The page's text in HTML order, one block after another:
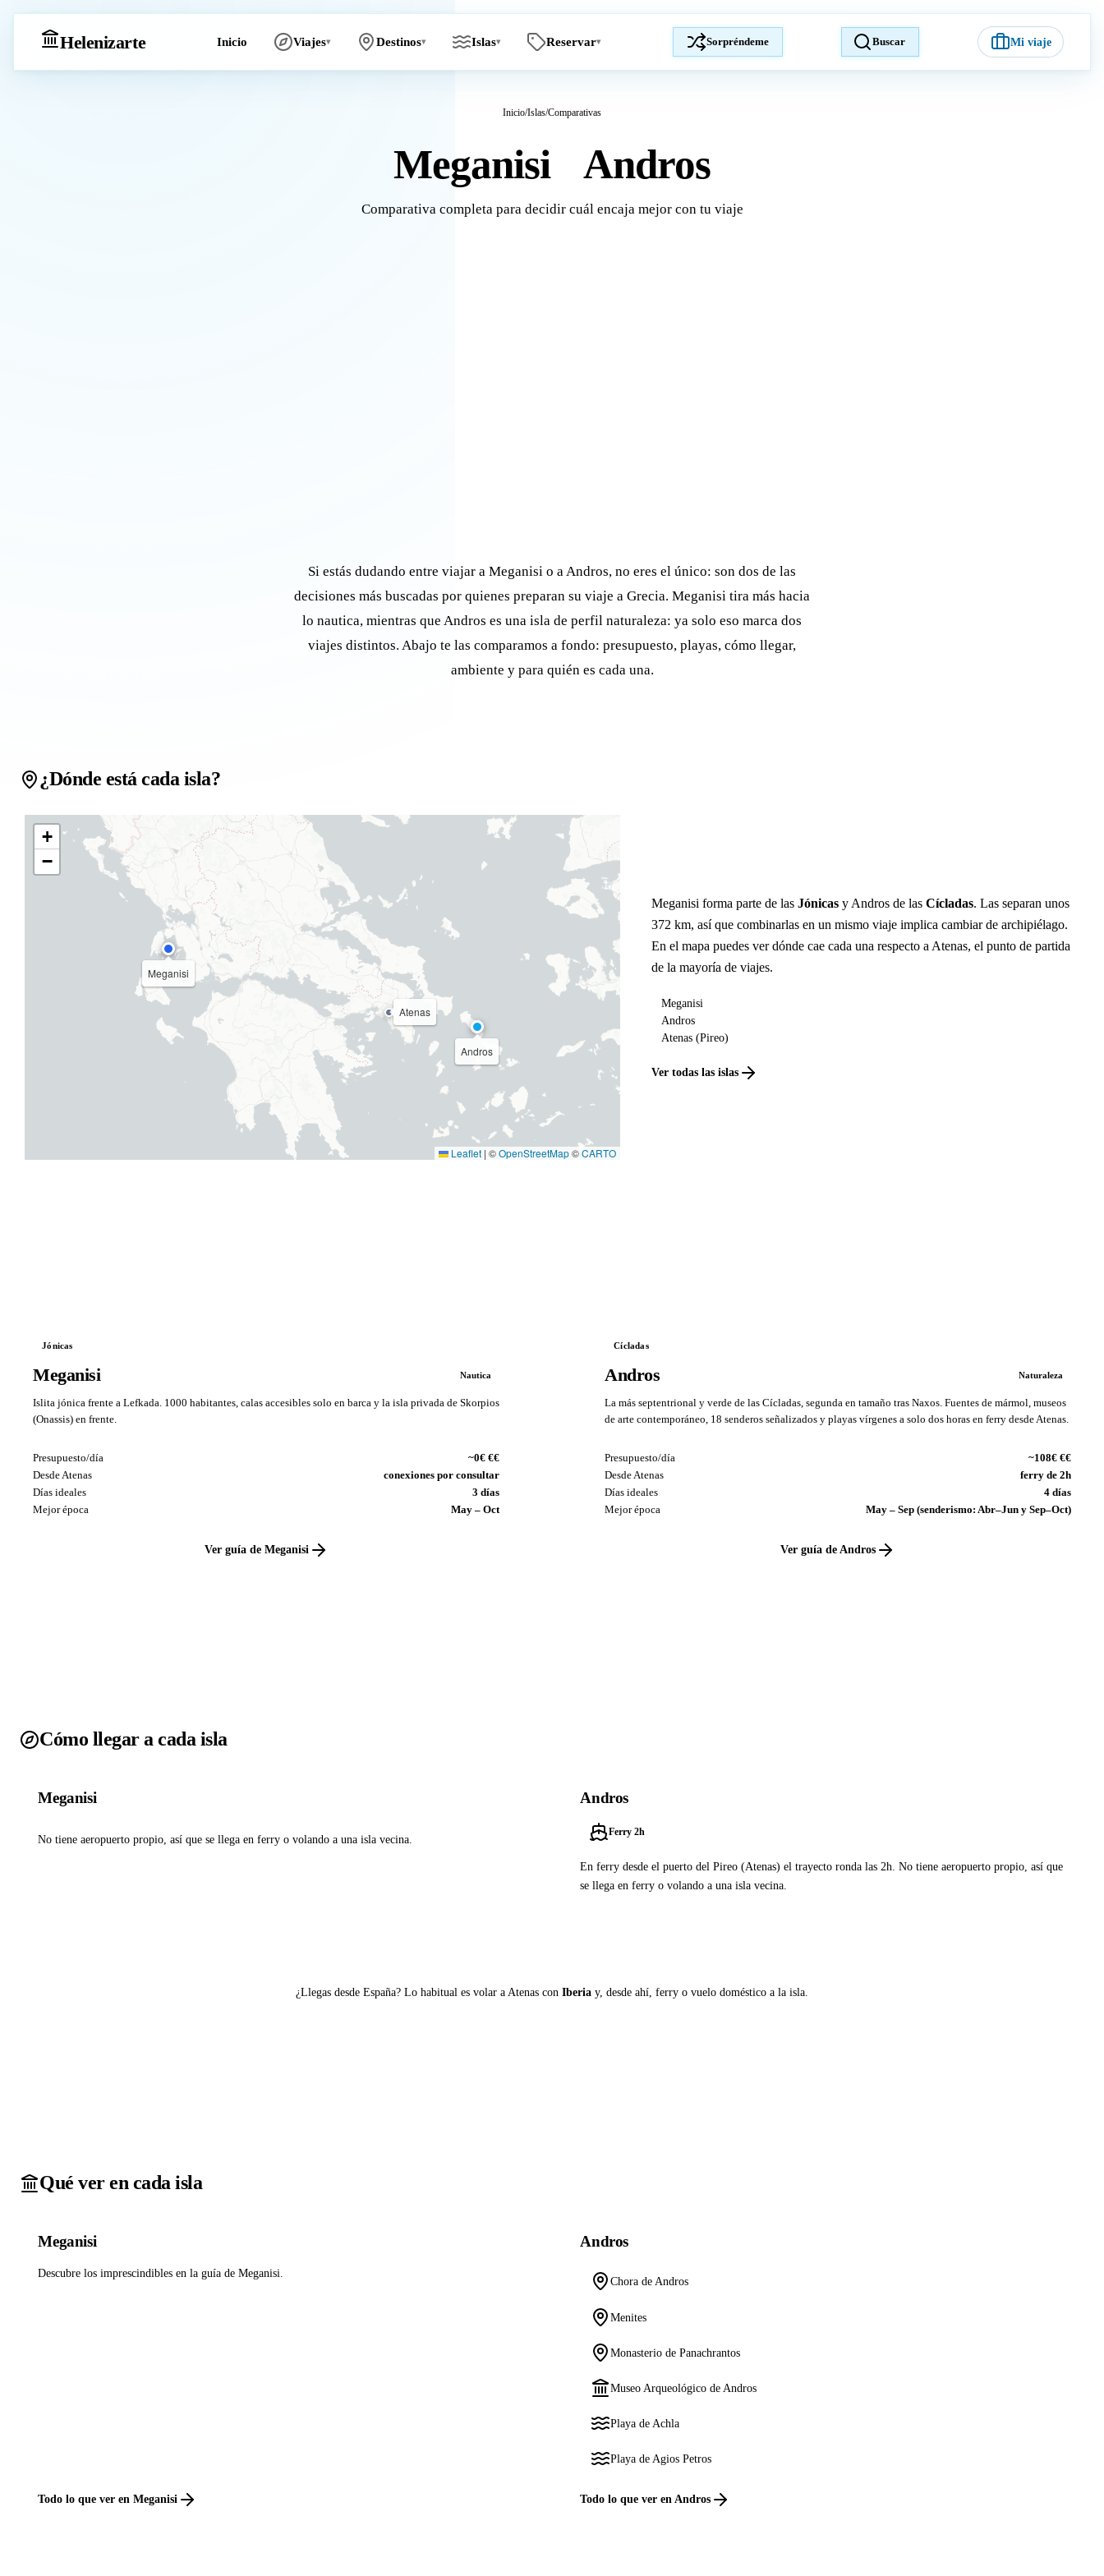
Helenizarte Inicio Viajes▾ Destinos▾ Islas▾ Reservar▾ Sorpréndeme Buscar Mi viaje
Inicio/Islas/Comparativas
Meganisi Andros
Comparativa completa para decidir cuál encaja mejor con tu viaje
Si estás dudando entre viajar a Meganisi o a Andros, no eres el único: son dos de las
decisiones más buscadas por quienes preparan su viaje a Grecia. Meganisi tira más hacia
lo nautica, mientras que Andros es una isla de perfil naturaleza: ya solo eso marca dos
viajes distintos. Abajo te las comparamos a fondo: presupuesto, playas, cómo llegar,
ambiente y para quién es cada una.
¿Dónde está cada isla?
Meganisi
Andros
Atenas
+
−
Leaflet | ©OpenStreetMap©CARTO
Meganisi forma parte de lasJónicas y Andros de lasCícladas. Las separan unos
372 km, así que combinarlas en un mismo viaje implica cambiar de archipiélago.
En el mapa puedes ver dónde cae cada una respecto a Atenas, el punto de partida
de la mayoría de viajes.
Meganisi
Andros
Atenas (Pireo)
Ver todas las islas
Jónicas
Meganisi Nautica
Islita jónica frente a Lefkada. 1000 habitantes, calas accesibles solo en barca y la isla privada de Skorpios
(Onassis) en frente.
Presupuesto/día
~0€ €€
Desde Atenas
conexiones por consultar
Días ideales
3 días
Mejor época
May – Oct
Ver guía de Meganisi
Cícladas
Andros Naturaleza
La más septentrional y verde de las Cícladas, segunda en tamaño tras Naxos. Fuentes de mármol, museos
de arte contemporáneo, 18 senderos señalizados y playas vírgenes a solo dos horas en ferry desde Atenas.
Presupuesto/día
~108€ €€
Desde Atenas
ferry de 2h
Días ideales
4 días
Mejor época
May – Sep (senderismo: Abr–Jun y Sep–Oct)
Ver guía de Andros
Cómo llegar a cada isla
Meganisi
No tiene aeropuerto propio, así que se llega en ferry o volando a una isla vecina.
Andros
Ferry 2h
En ferry desde el puerto del Pireo (Atenas) el trayecto ronda las 2h. No tiene aeropuerto propio, así que
se llega en ferry o volando a una isla vecina.
¿Llegas desde España? Lo habitual es volar a Atenas con Iberia y, desde ahí, ferry o vuelo doméstico a la isla.
Qué ver en cada isla
Meganisi
Descubre los imprescindibles en la guía de Meganisi.
Todo lo que ver en Meganisi
Andros
Chora de Andros
Menites
Monasterio de Panachrantos
Museo Arqueológico de Andros
Playa de Achla
Playa de Agios Petros
Todo lo que ver en Andros